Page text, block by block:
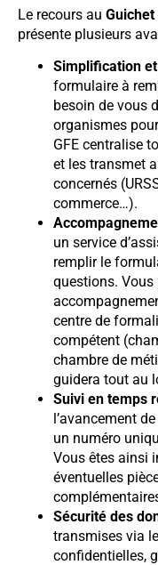
Le recours au
présente plusieurs
Simplification
formulaire à
besoin de vous
organismes
GFE centralise
et les transmet
concernés
commerce…).
un service
remplir le
questions. Vous
centre de
compétent
chambre de
guidera tout au
Suivi en temps
l’avancement
un numéro
Vous êtes ainsi
éventuelles
Sécurité des
transmises via
confidentielles,